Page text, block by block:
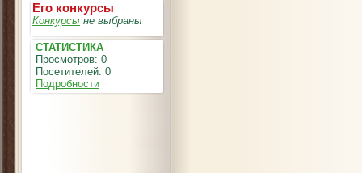
Его конкурсы
Конкурсы не выбраны
СТАТИСТИКА
Просмотров: 0
Посетителей: 0
Подробности